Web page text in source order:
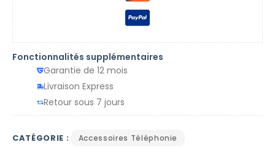
Fonctionnalités supplémentaires
Garantie de 12 mois
Livraison Express
Retour sous 7 jours
CATÉGORIE : Accessoires Téléphonie